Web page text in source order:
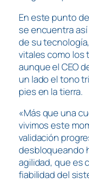
En este punto
se encuentra
de su
vitales como los
aunque el CEO
un lado el tono
pies en la tierra.
«Más que una
vivimos este
validación
desbloqueando
agilidad, que es
fiabilidad del